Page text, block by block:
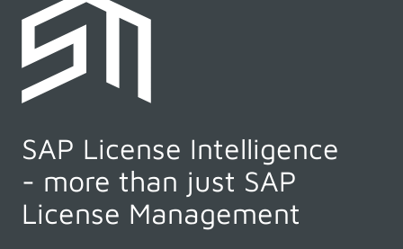
SAP License Intelligence
- more than just SAP
License Management